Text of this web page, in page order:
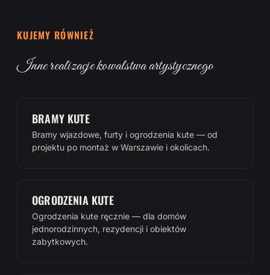
KUJEMY RÓWNIEŻ
Inne realizacje kowalstwa artystycznego
BRAMY KUTE
Bramy wjazdowe, furty i ogrodzenia kute — od
projektu po montaż w Warszawie i okolicach.
OGRODZENIA KUTE
Ogrodzenia kute ręcznie — dla domów
jednorodzinnych, rezydencji i obiektów
zabytkowych.